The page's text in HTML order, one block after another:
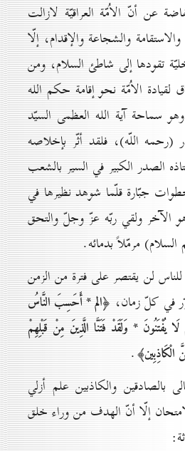
عن أنّ الاُمّة العراقيّة لازالت
والشجاعة والإقدام، إلّا
تقودها إلى شاطئ السلام، ومن
لقيادة الاُمّة نحو إقامة حكم الله
سماحة آية الله العظمى السيّد
اللّه)، فلقد أثّر بإخلاصه
الصدر الكبير في السير بالشعب
جبّارة قلّما شوهد نظيرها في
الآخر ولقي ربّه عزّ وجلّ والتحق
مرمّلاً بدمائه.
للناس لن يقتصر على فترة من الزمن
في كلّ زمان، ﴿الم * أَحَسِبَ النَّاسُ
يُفْتَنُونَ * وَلَقَدْ فَتَنَّا الَّذِينَ مِنْ قَبْلِهِمْ
الْكَاذِبِين﴾.
بالصادقين والكاذبين علم أزلي
إلّا أنّ الهدف من وراء خلق